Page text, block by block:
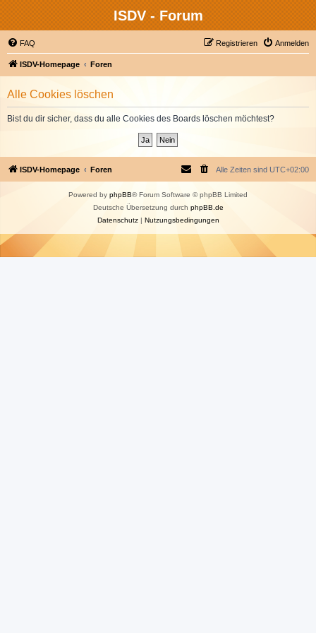
ISDV - Forum
FAQ Anmelden
Registrieren
ISDV-Homepage Foren
Alle Cookies löschen
Bist du dir sicher, dass du alle Cookies des Boards löschen möchtest?
ISDV-Homepage Foren Alle Zeiten sind UTC+02:00
Powered by phpBB® Forum Software © phpBB Limited
Deutsche Übersetzung durch phpBB.de
Datenschutz| Nutzungsbedingungen